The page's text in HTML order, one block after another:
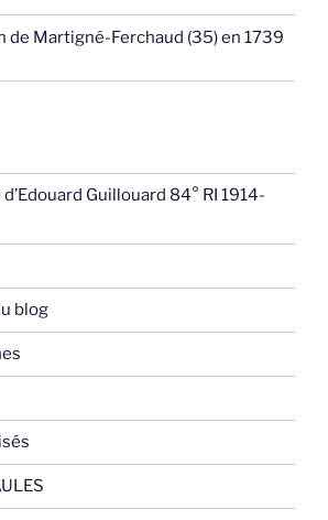
de Martigné-Ferchaud (35) en 1739
Guillouard 84° RI 1914-
blog